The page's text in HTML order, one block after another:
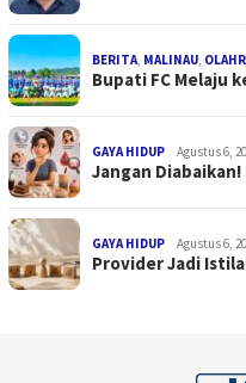
BERITA, MALINAU,
Bupati FC Melaju
GAYA HIDUP Agustus 6,
Jangan
GAYA HIDUP Agustus 6,
Provider Jadi